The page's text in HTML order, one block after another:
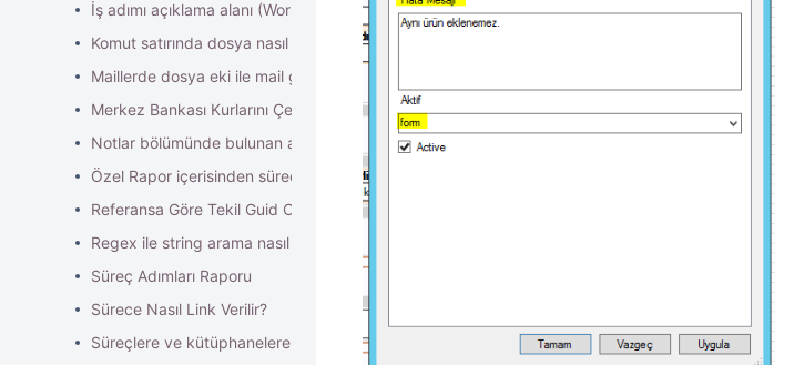
İş adımı açıklama alanı (WorkItemInstructions) alanını nasıl özelleştirilir?
Komut satırında dosya nasıl oluşturulur ve çalıştırılır?
Maillerde dosya eki ile mail gönderimi ve birden fazla mail adresine mail gönderim şekli
Merkez Bankası Kurlarını Çekme
Notlar bölümünde bulunan alanların tek veya hepsinin alınarak veri tabanına yazılması nasıl yapılır?
Özel Rapor içerisinden süreç nasıl başlatılır?
Referansa Göre Tekil Guid Oluşturma
Regex ile string arama nasıl yapılır?
Süreç Adımları Raporu
Sürece Nasıl Link Verilir?
Süreçlere ve kütüphanelere sıralama nasıl verilir?